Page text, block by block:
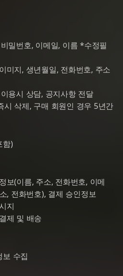
밀번호, 이메일, 이름 *수정필
미지, 생년월일, 전화번호, 주소
용시 상담, 공지사항 전달
시 삭제, 구매 회원인 경우 5년간
함)
보(이름, 주소, 전화번호, 이메
, 전화번호), 결제 승인정보
지
제 및 배송
수집